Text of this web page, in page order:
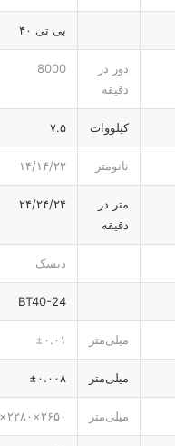
بی تی ۴۰
دور در
دقیقه
8000
کیلووات ۷.۵
نانومتر ۱۴/۱۴/۲۲
متر در
دقیقه
۲۴/۲۴/۲۴
دیسک
BT40-24
میلی‌متر ±۰.۰۱
میلی‌متر ±۰.۰۰۸
میلی‌متر ۲۶۵۰×۲۲۸۰×۲۵۵۰